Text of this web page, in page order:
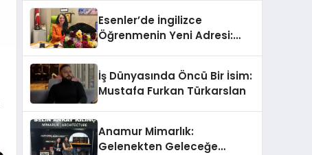
Esenler’de İngilizce
Öğrenmenin Yeni Adresi:
İş Dünyasında Öncü Bir İsim:
Mustafa Furkan Türkarslan
Anamur Mimarlık:
Gelenekten Geleceğe